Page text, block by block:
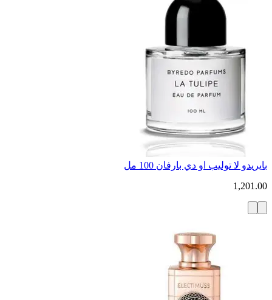
بايريدو لا توليب او دي بارفان 100 مل
1,201.00